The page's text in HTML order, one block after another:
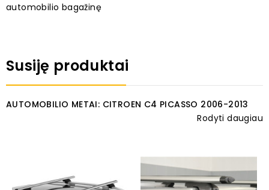
automobilio bagažinę
Susiję produktai
AUTOMOBILIO METAI: CITROEN C4 PICASSO 2006-2013
Rodyti daugiau